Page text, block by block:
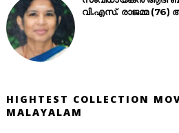
വി.എസ്. രാജമ്മ (76)
HIGHTEST COLLECTION
MALAYALAM